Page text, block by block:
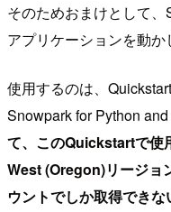
そのためおまけとして
アプリケーションを動か
使用するのは、
Snowpark for Python
て、このQuickstartで使
West (Oregon)リージョ
ウントでしか取得できな